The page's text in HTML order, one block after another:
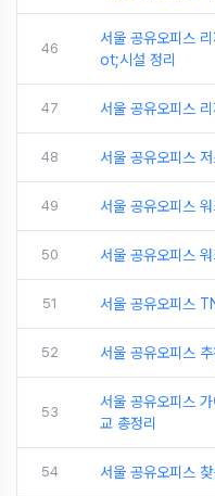
46
서울 공유오피스
ot;시설 정리
47 서울 공유오피스
48 서울 공유오피스
49 서울 공유오피스
50 서울 공유오피스
51 서울 공유오피스
52 서울 공유오피스
53
서울 공유오피스
교 총정리
54 서울 공유오피스